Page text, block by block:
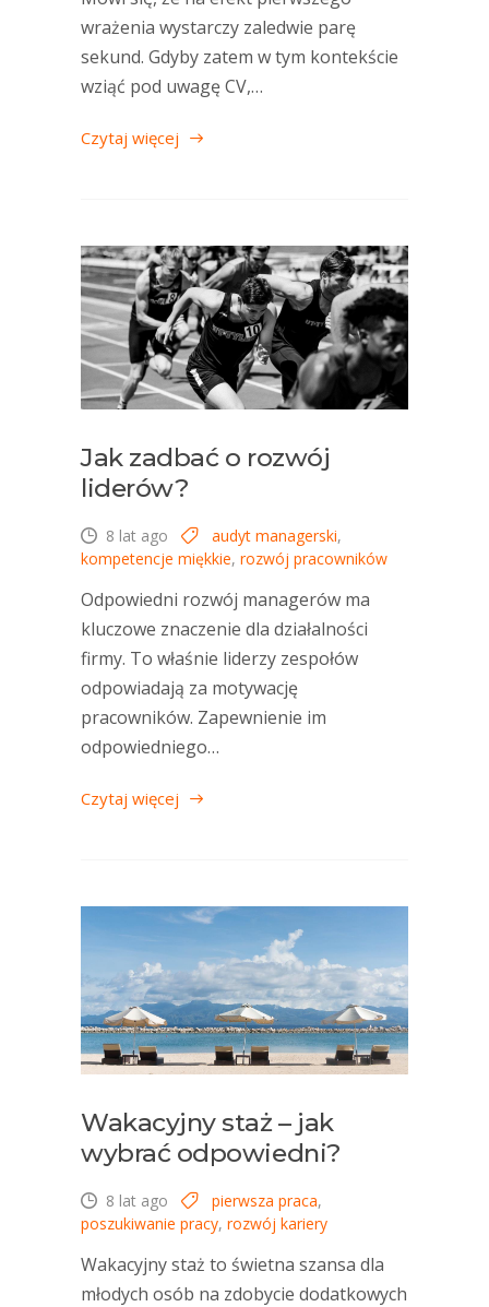
wrażenia wystarczy zaledwie parę
sekund. Gdyby zatem w tym kontekście
wziąć pod uwagę CV,…
Czytaj więcej
Jak zadbać o rozwój
liderów?
8 lat ago audyt managerski,
kompetencje miękkie, rozwój pracowników
Odpowiedni rozwój managerów ma
kluczowe znaczenie dla działalności
firmy. To właśnie liderzy zespołów
odpowiadają za motywację
pracowników. Zapewnienie im
odpowiedniego…
Czytaj więcej
Wakacyjny staż – jak
wybrać odpowiedni?
8 lat ago pierwsza praca,
poszukiwanie pracy, rozwój kariery
Wakacyjny staż to świetna szansa dla
młodych osób na zdobycie dodatkowych